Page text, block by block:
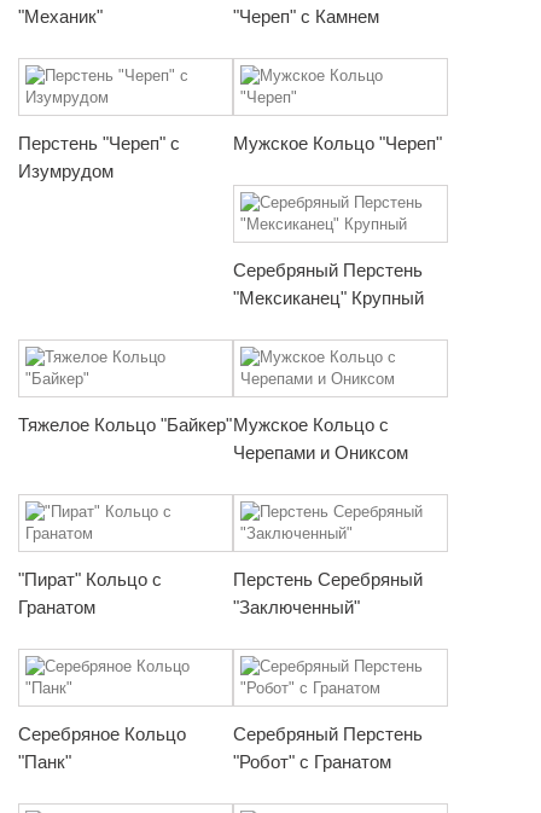
"Механик"
"Череп" с Камнем
Перстень "Череп" с
Изумрудом
Мужское Кольцо "Череп"
Серебряный Перстень
"Мексиканец" Крупный
Тяжелое Кольцо "Байкер"Мужское Кольцо с
Черепами и Ониксом
"Пират" Кольцо с
Гранатом
Перстень Серебряный
"Заключенный"
Серебряное Кольцо
"Панк"
Серебряный Перстень
"Робот" с Гранатом